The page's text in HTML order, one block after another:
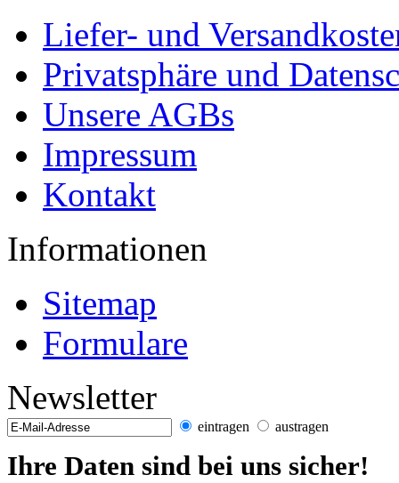
Liefer- und
Privatsphäre und
Unsere AGBs
Impressum
Kontakt
Informationen
Sitemap
Formulare
Newsletter
eintragen austragen
Ihre Daten sind bei uns sicher!